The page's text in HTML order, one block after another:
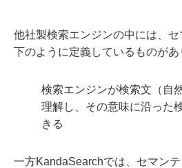
他社製検索エンジンの中には、
下のように定義しているものがあ
検索エンジンが検索文（自
理解し、その意味に沿った
きる
一方KandaSearchでは、セマン